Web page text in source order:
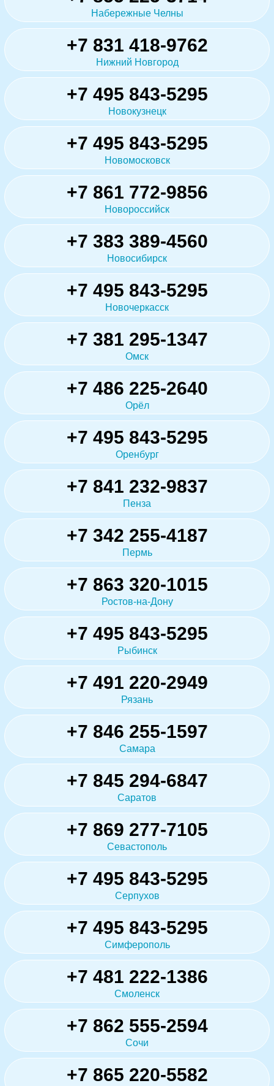
Набережные Челны
+7 831 418-9762
Нижний Новгород
+7 495 843-5295
Новокузнецк
+7 495 843-5295
Новомосковск
+7 861 772-9856
Новороссийск
+7 383 389-4560
Новосибирск
+7 495 843-5295
Новочеркасск
+7 381 295-1347
Омск
+7 486 225-2640
Орёл
+7 495 843-5295
Оренбург
+7 841 232-9837
Пенза
+7 342 255-4187
Пермь
+7 863 320-1015
Ростов-на-Дону
+7 495 843-5295
Рыбинск
+7 491 220-2949
Рязань
+7 846 255-1597
Самара
+7 845 294-6847
Саратов
+7 869 277-7105
Севастополь
+7 495 843-5295
Серпухов
+7 495 843-5295
Симферополь
+7 481 222-1386
Смоленск
+7 862 555-2594
Сочи
+7 865 220-5582